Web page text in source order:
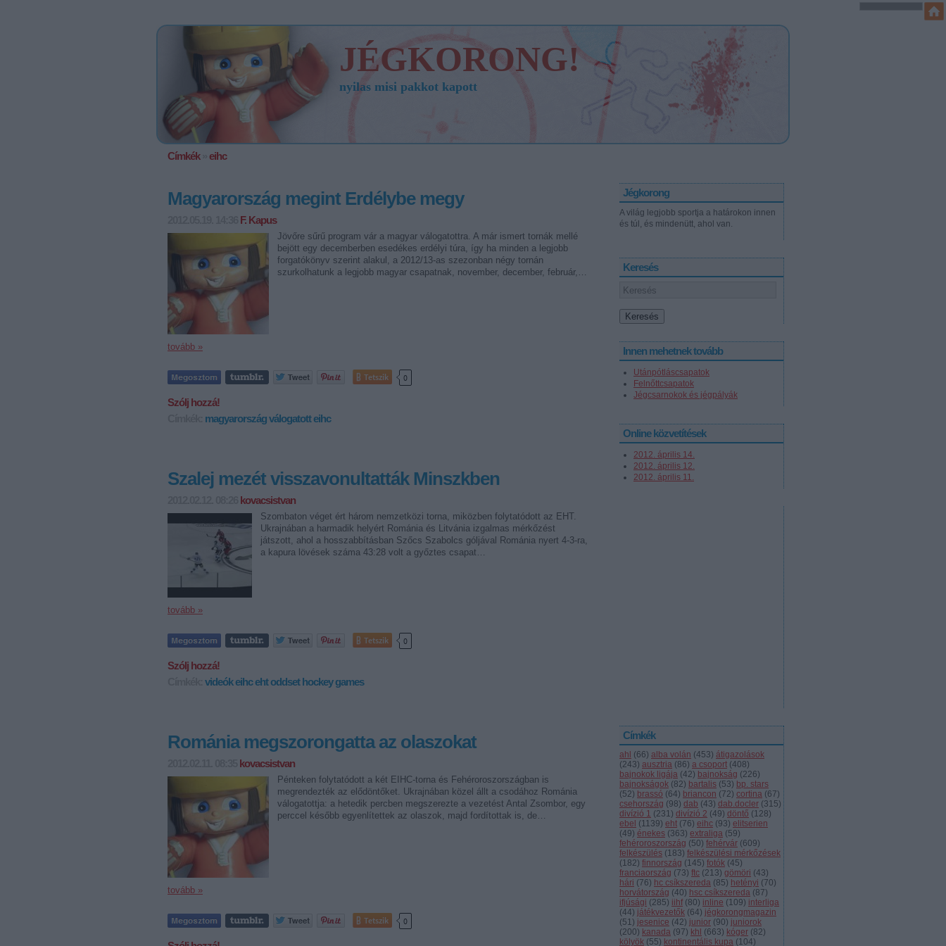
JÉGKORONG!
nyilas misi pakkot kapott
Jégkorong
A világ legjobb sportja a határokon innen
és túl, és mindenütt, ahol van.
Keresés
Innen mehetnek tovább
Utánpótláscsapatok
Felnőttcsapatok
Jégcsarnokok és jégpályák
Online közvetítések
2012. április 14.
2012. április 12.
2012. április 11.
Címkék
ahl (66) alba volán (453) átigazolások
(243) ausztria (86) a csoport (408)
bajnokok ligája (42) bajnokság (226)
bajnokságok (82) bartalis (53) bp. stars
(52) brassó (64) briancon (72) cortina (67)
csehország (98) dab (43) dab.docler (315)
divízió 1 (231) divízió 2 (49) döntő (128)
ebel (1139) eht (76) eihc (93) elitserien
(49) énekes (363) extraliga (59)
fehéroroszország (50) fehérvár (609)
felkészülés (183) felkészülési mérkőzések
(182) finnország (145) fotók (45)
franciaország (73) ftc (213) gömöri (43)
hári (76) hc csíkszereda (85) hetényi (70)
horvátország (40) hsc csíkszereda (87)
ifjúsági (285) iihf (80) inline (109) interliga
(44) játékvezetők (64) jégkorongmagazin
(51) jesenice (42) junior (90) juniorok
(200) kanada (97) khl (663) kóger (82)
kölyök (55) kontinentális kupa (104)
Címkék» eihc
Magyarország megint Erdélybe megy
F. Kapus
Jövőre sűrű program vár a magyar válogatottra. A már ismert tornák mellé
bejött egy decemberben esedékes erdélyi túra, így ha minden a legjobb
forgatókönyv szerint alakul, a 2012/13-as szezonban négy tornán
szurkolhatunk a legjobb magyar csapatnak, november, december, február,…
tovább »
Tetszik 0
Szólj hozzá!
magyarországválogatott eihc
Szalej mezét visszavonultatták Minszkben
kovacsistvan
Szombaton véget ért három nemzetközi torna, miközben folytatódott az EHT.
Ukrajnában a harmadik helyért Románia és Litvánia izgalmas mérkőzést
játszott, ahol a hosszabbításban Szőcs Szabolcs góljával Románia nyert 4-3-ra,
a kapura lövések száma 43:28 volt a győztes csapat…
tovább »
Tetszik 0
Szólj hozzá!
videók eihc ehtoddset hockey games
Románia megszorongatta az olaszokat
kovacsistvan
Pénteken folytatódott a két EIHC-torna és Fehéroroszországban is
megrendezték az elődöntőket. Ukrajnában közel állt a csodához Románia
válogatottja: a hetedik percben megszerezte a vezetést Antal Zsombor, egy
perccel később egyenlítettek az olaszok, majd fordítottak is, de…
tovább »
Tetszik 0